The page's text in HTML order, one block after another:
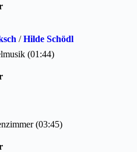
/Hilde Schödl
(01:44)
(03:45)